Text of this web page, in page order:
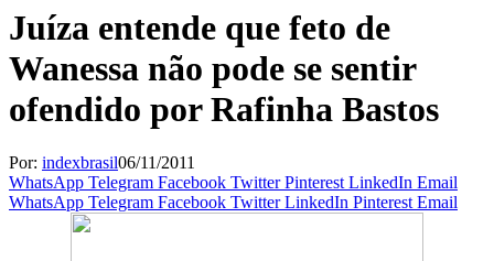
Juíza entende que feto de
Wanessa não pode se sentir
ofendido por Rafinha Bastos
Por: indexbrasil06/11/2011
WhatsApp Telegram Facebook Twitter Pinterest LinkedIn Email
WhatsApp Telegram Facebook Twitter LinkedIn Pinterest Email